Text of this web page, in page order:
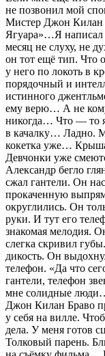
не позвонил мой
Мистер Джон Килан
Ягуара»…Я
месяц не слуху, не
он тот ещё тип. Что
у него по локоть в
порядочный и
истинного
ему верю… А не
никогда… Что — то
в качалку… Ладно.
кокетка уже…
Девчонки уже
Александр бегло
сжал гантели. Он
прокаченную
округлились. Он
руки. И тут его
знакомая мелодия.
слегка скривил
дикость. Он
телефон. «Да что
гантели, телефон
мне солидные
Джон Килан Браво
у себя на вилле.
дела. У меня готов
Толковый парень.